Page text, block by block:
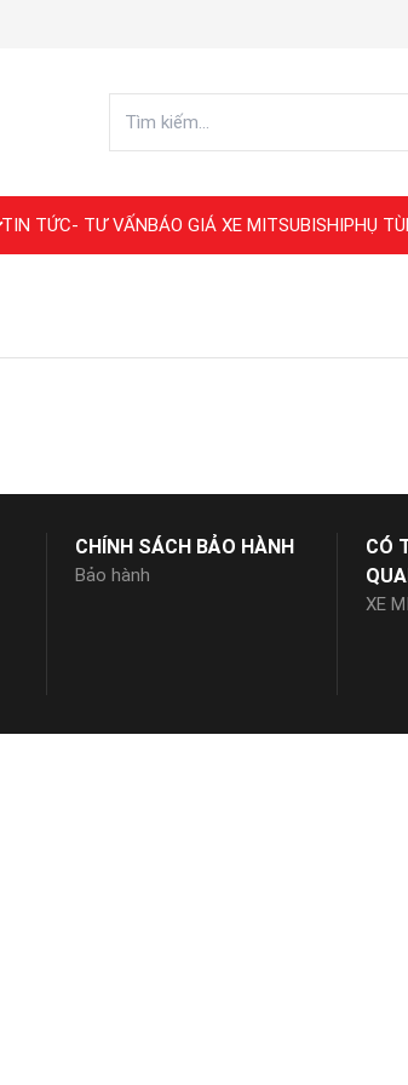
TIN TỨC- TƯ VẤNBÁO GIÁ XE MITSUBISHIPHỤ
CHÍNH SÁCH BẢO HÀNH
Bảo hành
CÓ
XE